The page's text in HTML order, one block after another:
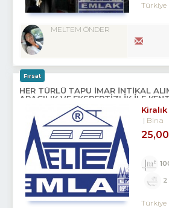
Türkiye
MELTEM ÖNDER
Fırsat
HER TÜRLÜ TAPU İMAR İNTİKAL
ARACILIK VE EKSPERTİZLİK ILE
DANIŞMANLIK HİZMETLERİ
Kiralık
Bina
2
Türkiye